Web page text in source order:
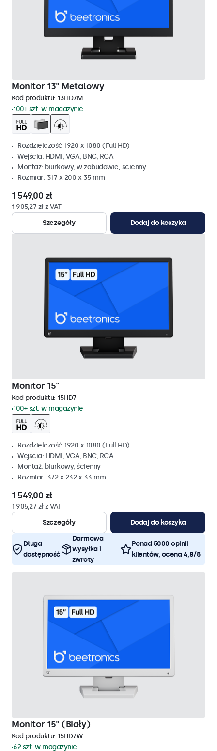
Monitor 13" Metalowy
Kod produktu: 13HD7M
100+ szt. w magazynie
Rozdzielczość 1920 x 1080 (Full HD)
Wejścia: HDMI, VGA, BNC, RCA
Montaż: biurkowy, w zabudowie, ścienny
Rozmiar: 317 x 200 x 35 mm
1 549,00 zł
1 905,27 zł z VAT
Szczegóły
Dodaj do koszyka
Monitor 15"
Kod produktu: 15HD7
100+ szt. w magazynie
Rozdzielczość 1920 x 1080 (Full HD)
Wejścia: HDMI, VGA, BNC, RCA
Montaż: biurkowy, ścienny
Rozmiar: 372 x 232 x 33 mm
1 549,00 zł
1 905,27 zł z VAT
Szczegóły
Dodaj do koszyka
Długa
dostępność
Darmowa
wysyłka i
zwroty
Ponad 5000 opinii
klientów, ocena 4,8/5
Monitor 15" (Biały)
Kod produktu: 15HD7W
62 szt. w magazynie